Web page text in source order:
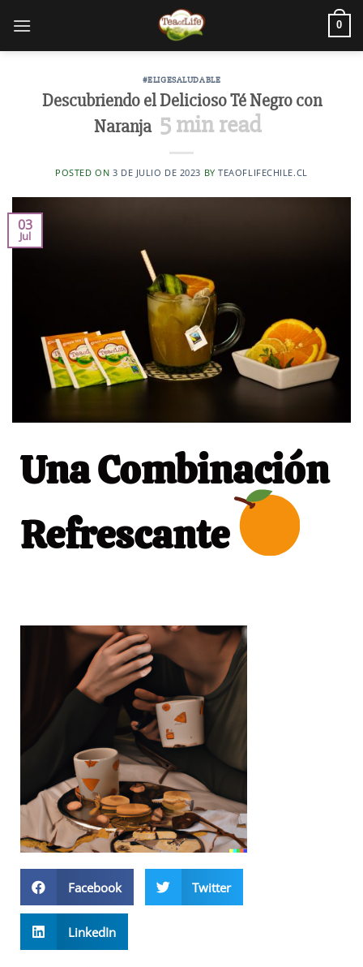
0
#ELIGESALUDABLE
Descubriendo el Delicioso Té Negro con
Naranja 5min read
POSTED ON 3 DE JULIO DE 2023 BYTEAOFLIFECHILE.CL
03
Jul
Una Combinación
Refrescante
Facebook Twitter
LinkedIn